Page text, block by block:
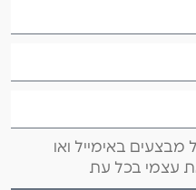
מבצעים באימייל ואו
עצמי בכל עת